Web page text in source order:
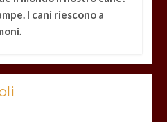
I cani riescono a